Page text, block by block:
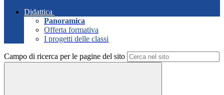
Didattica
Panoramica
Offerta formativa
I progetti delle classi
Campo di ricerca per le pagine del sito